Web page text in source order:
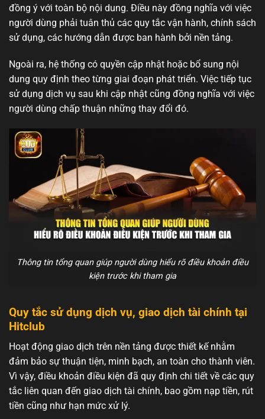
đồng ý với toàn bộ nội dung. Điều này đồng nghĩa với việc
người dùng phải tuân thủ các quy tắc vận hành, chính sách
sử dụng, các hướng dẫn được ban hành bởi nền tảng.
Ngoài ra, hệ thống có quyền cập nhật hoặc bổ sung nội
dung quy định theo từng giai đoạn phát triển. Việc tiếp tục
sử dụng dịch vụ sau khi cập nhật cũng đồng nghĩa với việc
người dùng chấp thuận những thay đổi đó.
Thông tin tổng quan giúp người dùng hiểu rõ điều khoản điều
kiện trước khi tham gia
Quy tắc sử dụng dịch vụ, giao dịch tài chính tại
Hitclub
Hoạt động giao dịch trên nền tảng được thiết kế nhằm
đảm bảo sự thuận tiện, minh bạch, an toàn cho thành viên.
Vì vậy, điều khoản điều kiện đã quy định chi tiết về các quy
tắc liên quan đến giao dịch tài chính, bao gồm nạp tiền, rút
tiền cũng như hạn mức xử lý.